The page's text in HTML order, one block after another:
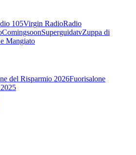
105Virgin RadioRadio
ComingsoonSuperguidatvZuppa di
Mangiato
del Risparmio 2026Fuorisalone